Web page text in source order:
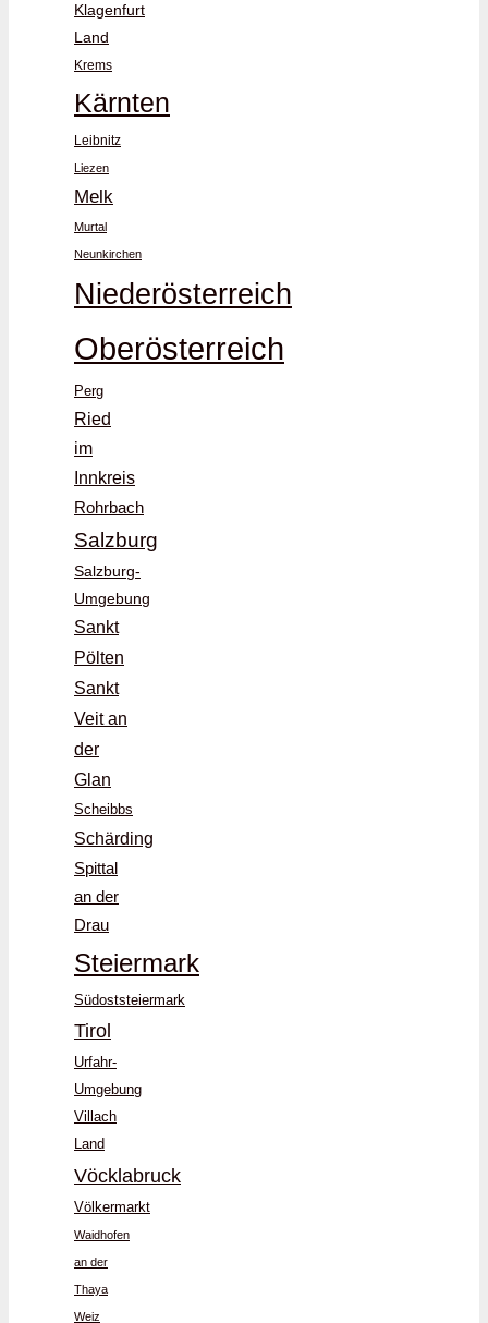
Klagenfurt
Land
Krems
Kärnten
Leibnitz
Liezen
Melk
Murtal
Neunkirchen
Niederösterreich
Oberösterreich
Perg
Ried
im
Innkreis
Rohrbach
Salzburg
Salzburg-
Umgebung
Sankt
Pölten
Sankt
Veit an
der
Glan
Scheibbs
Schärding
Spittal
an der
Drau
Steiermark
Südoststeiermark
Tirol
Urfahr-
Umgebung
Villach
Land
Vöcklabruck
Völkermarkt
Waidhofen
an der
Thaya
Weiz